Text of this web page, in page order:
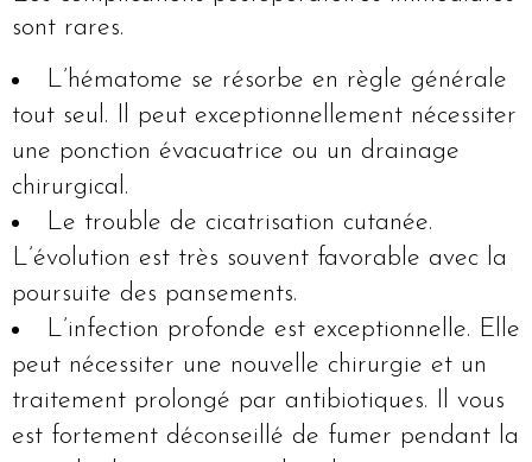
sont rares.
L’hématome se résorbe en règle générale
tout seul. Il peut exceptionnellement nécessiter
une ponction évacuatrice ou un drainage
chirurgical.
Le trouble de cicatrisation cutanée.
L’évolution est très souvent favorable avec la
poursuite des pansements.
L’infection profonde est exceptionnelle. Elle
peut nécessiter une nouvelle chirurgie et un
traitement prolongé par antibiotiques. Il vous
est fortement déconseillé de fumer pendant la